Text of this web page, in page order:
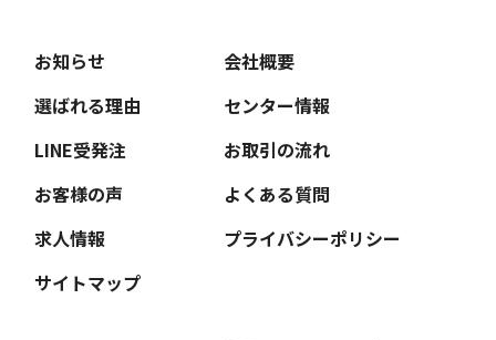
お知らせ
会社概要
選ばれる理由
センター情報
LINE受発注
お取引の流れ
お客様の声
よくある質問
求人情報
プライバシーポリシー
サイトマップ